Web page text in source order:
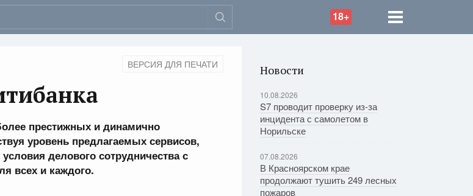
18+
ВЕРСИЯ ДЛЯ ПЕЧАТИ
престижных и динамично
уровень предлагаемых сервисов,
делового сотрудничества с
всех и каждого.
Новости
10.08.2026
S7 проводит проверку из-за
инцидента с самолетом в
Норильске
07.08.2026
В Красноярском крае
продолжают тушить 249 лесных
пожаров